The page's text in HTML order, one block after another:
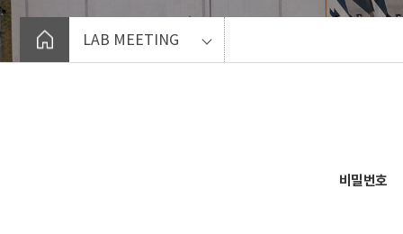
LAB MEETING
비밀번호